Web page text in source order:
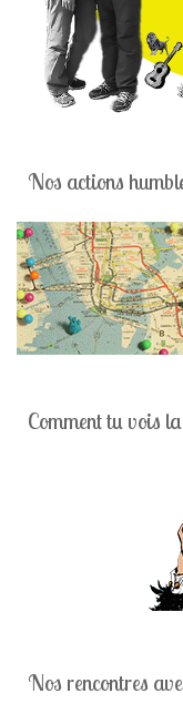
Nos actions
Comment tu vois
Nos rencontres